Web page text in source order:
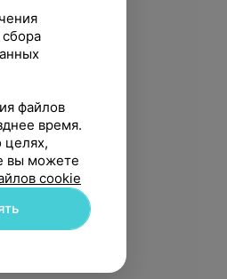
файлов
время.
целях,
вы можете
cookie